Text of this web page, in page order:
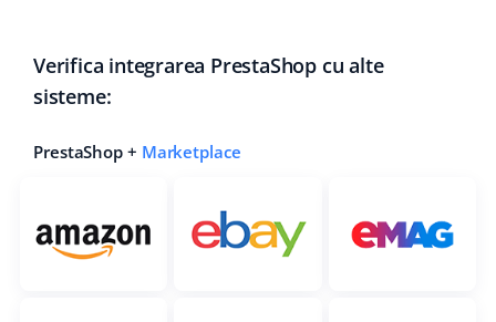
Verifica integrarea PrestaShop cu alte
sisteme:
PrestaShop + Marketplace